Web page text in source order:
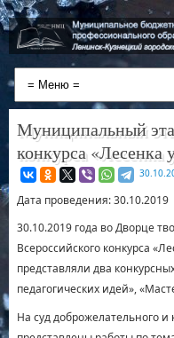
Муниципальный
конкурса «Лесенка
Дата проведения: 30.10.2019
30.10.2019 года во Дворце
Всероссийского конкурса
представляли два
педагогических идей»,
На суд доброжелательного